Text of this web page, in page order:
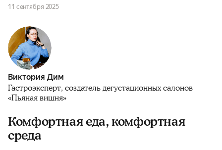
11 сентября 2025
Виктория Дим
Гастроэксперт, создатель дегустационных салонов
«Пьяная вишня»
Комфортная еда, комфортная
среда